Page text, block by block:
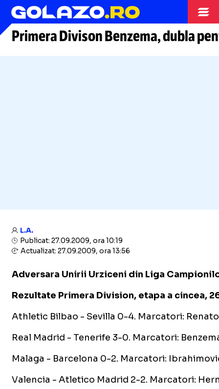
Arhiva fotbal
Primera Divison Benzema, dubla
L.A.
Publicat: 27.09.2009, ora 10:19
Actualizat: 27.09.2009, ora 13:56
Adversara Unirii Urziceni din Liga
Rezultate Primera Division, etapa a cincea,
Athletic Bilbao - Sevilla 0-4. Marcatori:
Real Madrid - Tenerife 3-0. Marcatori:
Malaga - Barcelona 0-2. Marcatori:
Valencia - Atletico Madrid 2-2. Marcatori: